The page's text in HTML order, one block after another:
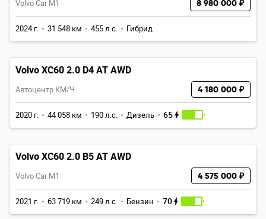
Volvo Car M1 8 980 000 ₽
2024 г. 31 548 км 455 л.с. Гибрид
Volvo XC60 2.0 D4 AT AWD
Автоцентр КМ/Ч 4 180 000 ₽
2020 г. 44 058 км 190 л.с. Дизель 65
Volvo XC60 2.0 B5 AT AWD
Volvo Car M1 4 575 000 ₽
2021 г. 63 719 км 249 л.с. Бензин 70